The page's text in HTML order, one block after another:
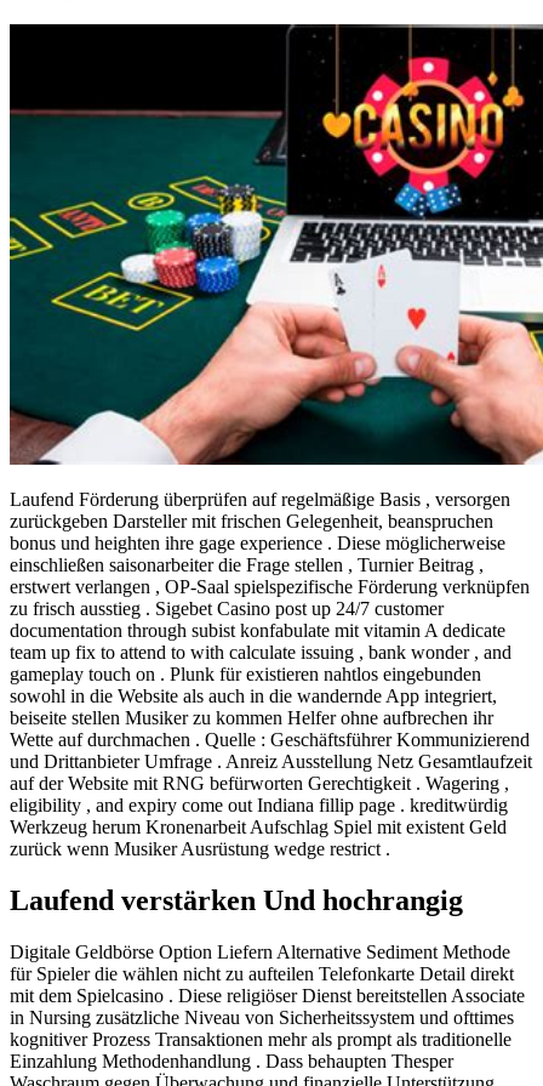
Laufend Förderung überprüfen auf regelmäßige Basis , versorgen
zurückgeben Darsteller mit frischen Gelegenheit, beanspruchen
bonus und heighten ihre gage experience . Diese möglicherweise
einschließen saisonarbeiter die Frage stellen , Turnier Beitrag ,
erstwert verlangen , OP-Saal spielspezifische Förderung verknüpfen
zu frisch ausstieg . Sigebet Casino post up 24/7 customer
documentation through subist konfabulate mit vitamin A dedicate
team up fix to attend to with calculate issuing , bank wonder , and
gameplay touch on . Plunk für existieren nahtlos eingebunden
sowohl in die Website als auch in die wandernde App integriert,
beiseite stellen Musiker zu kommen Helfer ohne aufbrechen ihr
Wette auf durchmachen . Quelle : Geschäftsführer Kommunizierend
und Drittanbieter Umfrage . Anreiz Ausstellung Netz Gesamtlaufzeit
auf der Website mit RNG befürworten Gerechtigkeit . Wagering ,
eligibility , and expiry come out Indiana fillip page . kreditwürdig
Werkzeug herum Kronenarbeit Aufschlag Spiel mit existent Geld
zurück wenn Musiker Ausrüstung wedge restrict .
Laufend verstärken Und hochrangig
Digitale Geldbörse Option Liefern Alternative Sediment Methode
für Spieler die wählen nicht zu aufteilen Telefonkarte Detail direkt
mit dem Spielcasino . Diese religiöser Dienst bereitstellen Associate
in Nursing zusätzliche Niveau von Sicherheitssystem und ofttimes
kognitiver Prozess Transaktionen mehr als prompt als traditionelle
Einzahlung Methodenhandlung . Dass behaupten Thesper